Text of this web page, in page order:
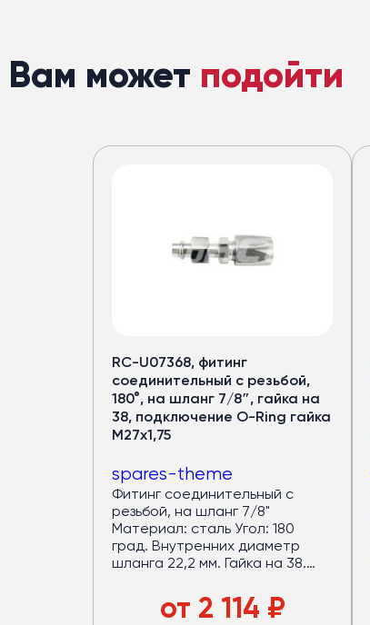
Вам может подойти
RC-U07368, фитинг
соединительный с резьбой,
180°, на шланг 7/8″, гайка на
38, подключение O-Ring гайка
М27х1,75
spares-theme
Фитинг соединительный с
резьбой, на шланг 7/8"
Материал: сталь Угол: 180
град. Внутренних диаметр
шланга 22,2 мм. Гайка на 38.
17,5 мм., O-Ring Гайка: резьба
М27х1,75от 2 114 ₽
для
Медный испаритель и
Срок службы — от 7 лет
(компрессор
4 вентилятора по
120
Верхний корпус из
Большой ряд моделей
Подробнее в